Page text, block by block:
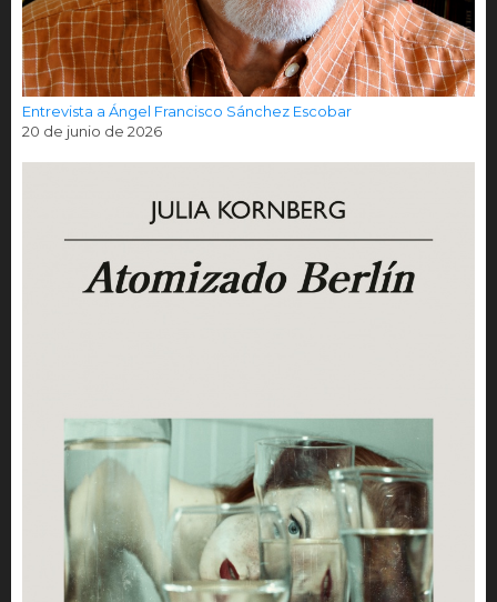
Entrevista a Ángel Francisco Sánchez Escobar
20 de junio de 2026